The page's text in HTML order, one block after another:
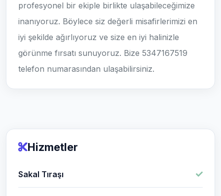
profesyonel bir ekiple birlikte ulaşabileceğimize
inanıyoruz. Böylece siz değerli misafirlerimizi en
iyi şekilde ağırlıyoruz ve size en iyi halinizle
görünme fırsatı sunuyoruz. Bize 5347167519
telefon numarasından ulaşabilirsiniz.
Hizmetler
Sakal Tıraşı